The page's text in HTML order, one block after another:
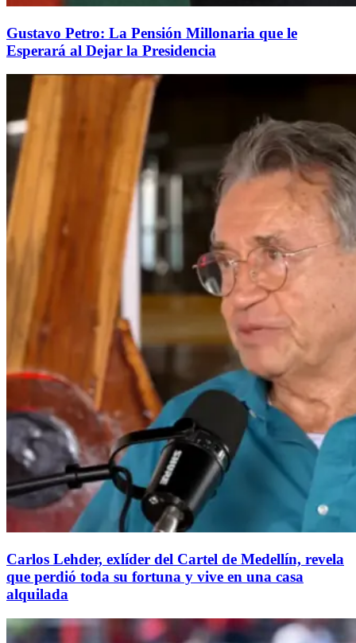
Gustavo Petro: La Pensión Millonaria que le
Esperará al Dejar la Presidencia
Carlos Lehder, exlíder del Cartel de Medellín, revela
que perdió toda su fortuna y vive en una casa
alquilada